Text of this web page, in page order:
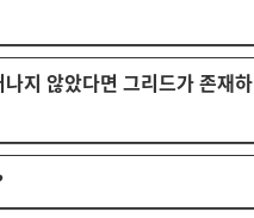
지 않았다면 그리드가 존재하